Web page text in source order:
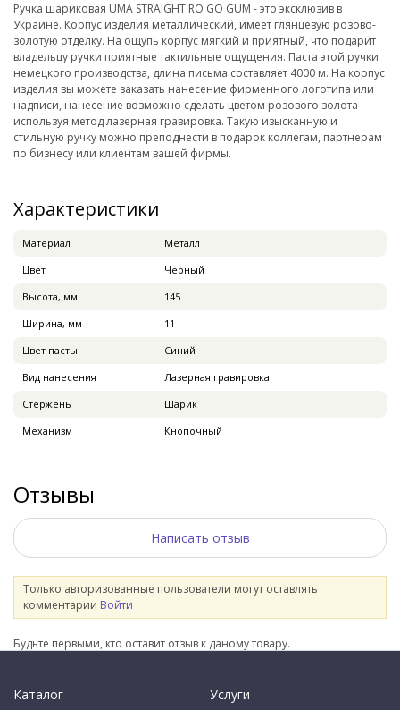
Ручка шариковая UMA STRAIGHT RO GO GUM - это эксклюзив в
Украине. Корпус изделия металлический, имеет глянцевую розово-
золотую отделку. На ощупь корпус мягкий и приятный, что подарит
владельцу ручки приятные тактильные ощущения. Паста этой ручки
немецкого производства, длина письма составляет 4000 м. На корпус
изделия вы можете заказать нанесение фирменного логотипа или
надписи, нанесение возможно сделать цветом розового золота
используя метод лазерная гравировка. Такую изысканную и
стильную ручку можно преподнести в подарок коллегам, партнерам
по бизнесу или клиентам вашей фирмы.
Характеристики
Материал
Металл
Цвет
Черный
Высота, мм
145
Ширина, мм
11
Цвет пасты
Синий
Вид нанесения
Лазерная гравировка
Стержень
Шарик
Механизм
Кнопочный
Отзывы
Написать отзыв
Только авторизованные пользователи могут оставлять
комментарии Войти
Будьте первыми, кто оставит отзыв к даному товару.
Каталог Услуги